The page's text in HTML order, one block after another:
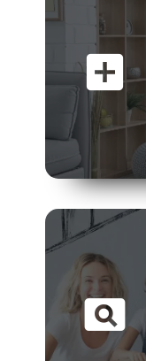
add_box
pageview